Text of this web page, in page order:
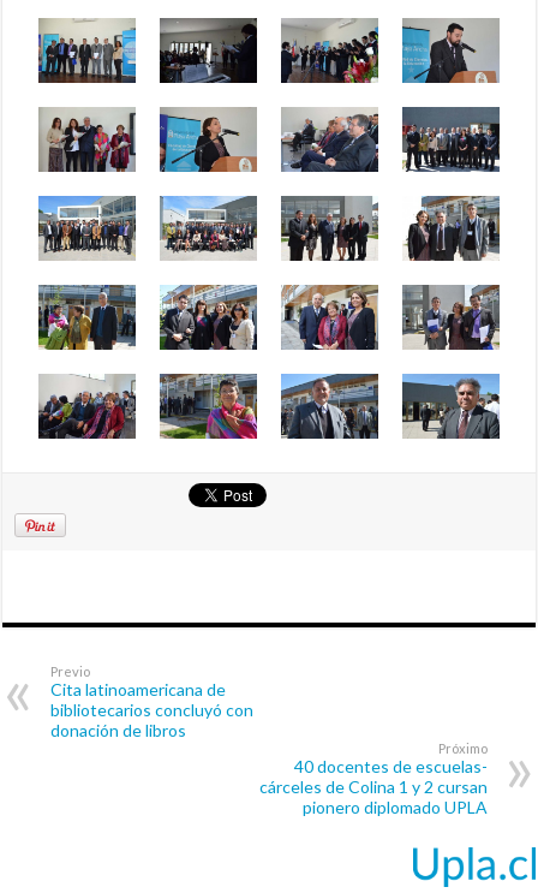
Previo
Cita latinoamericana de
bibliotecarios concluyó con
donación de libros
Próximo
40 docentes de escuelas-
cárceles de Colina 1 y 2 cursan
pionero diplomado UPLA